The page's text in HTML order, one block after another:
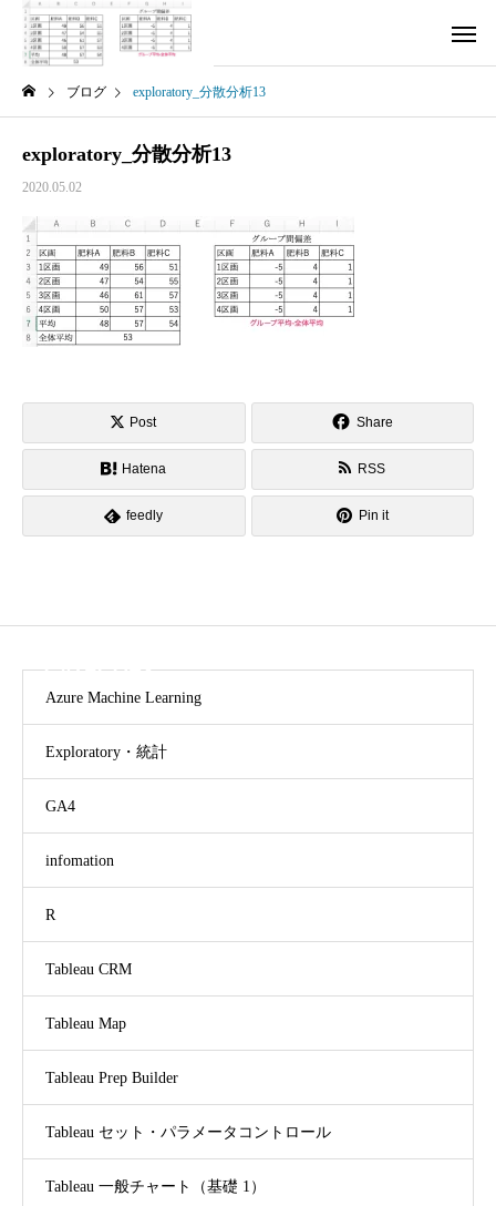
ブログ exploratory_分散分析13
exploratory_分散分析13
2020.05.02
Post Share
Hatena RSS
feedly Pin it
CATEGORY
Azure Machine Learning
Exploratory・統計
GA4
infomation
R
Tableau CRM
Tableau Map
Tableau Prep Builder
Tableau セット・パラメータコントロール
Tableau 一般チャート（基礎 1）